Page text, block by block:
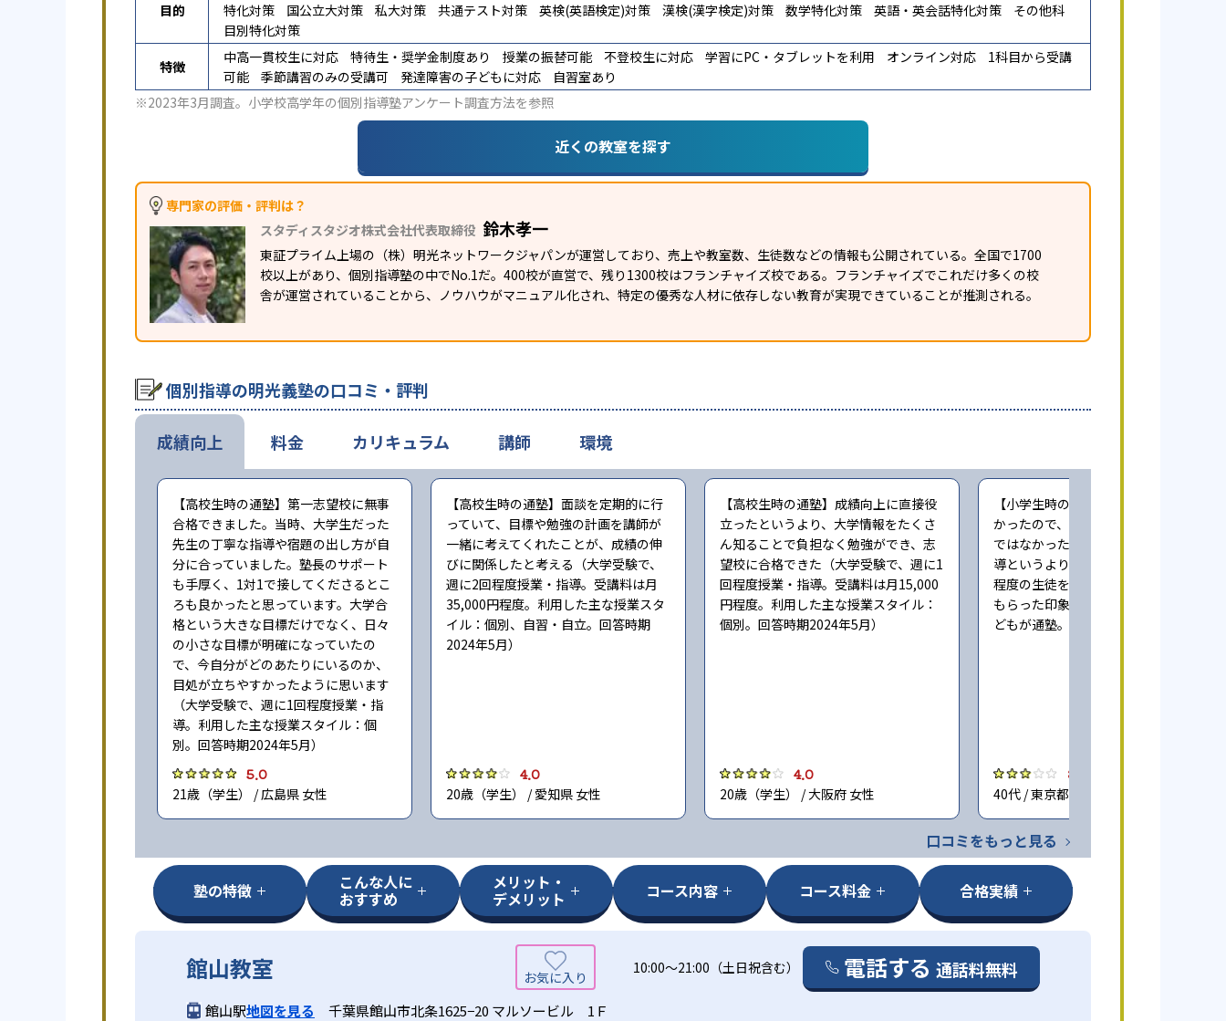
目的
特化対策
国公立大対策 私大対策 共通テスト対策 英検(英語検定)対策 漢検(漢字検定)対策 数学特化対策 英語・英会話特化対策
その他科
目別特化対策
特徴
中高一貫校生に対応 特待生・奨学金制度あり 授業の振替可能 不登校生に対応 学習にPC・タブレットを利用 オンライン対応
1科目から受講
可能
季節講習のみの受講可 発達障害の子どもに対応
自習室あり
※2023年3月調査。 小学校高学年の個別指導塾アンケート調査方法を参照
近くの教室を探す
専門家の評価・評判は？
スタディスタジオ株式会社代表取締役 鈴木孝一
東証プライム上場の（株）明光ネットワークジャパンが運営しており、売上や教室数、生徒数などの情報も公開されている。全国で1700
校以上があり、個別指導塾の中でNo.1だ。400校が直営で、残り1300校はフランチャイズ校である。フランチャイズでこれだけ多くの校
舎が運営されていることから、ノウハウがマニュアル化され、特定の優秀な人材に依存しない教育が実現できていることが推測される。
個別指導の明光義塾の口コミ・評判
成績向上
【高校生時の通塾】第一志望校に無事
合格できました。当時、大学生だった
先生の丁寧な指導や宿題の出し方が自
分に合っていました。塾長のサポート
も手厚く、1対1で接してくださるとこ
ろも良かったと思っています。大学合
格という大きな目標だけでなく、日々
の小さな目標が明確になっていたの
で、今自分がどのあたりにいるのか、
目処が立ちやすかったように思います
（大学受験で、週に1回程度授業・指
導。利用した主な授業スタイル：個
別。回答時期2024年5月）
5.0
21歳（学生） / 広島県 女性
【高校生時の通塾】面談を定期的に行
っていて、目標や勉強の計画を講師が
一緒に考えてくれたことが、成績の伸
びに関係したと考える（大学受験で、
週に2回程度授業・指導。受講料は月
35,000円程度。利用した主な授業スタ
イル：個別、自習・自立。回答時期
2024年5月）
4.0
20歳（学生） / 愛知県 女性
【高校生時の通塾】成績向上に直接役
立ったというより、大学情報をたくさ
ん知ることで負担なく勉強ができ、志
望校に合格できた（大学受験で、週に1
回程度授業・指導。受講料は月15,000
円程度。利用した主な授業スタイル：
個別。回答時期2024年5月）
4.0
20歳（学生） / 大阪府 女性
【小学生時の通塾】本人にやる気が無
かったので、成績向上するという感じ
ではなかった。また指導自体も個人指
導というより、一人の先生が一度に3人
程度の生徒をみており、きちんとみて
もらった印象ではない（小学6年時に子
どもが通塾。回答時期:2023年3月）
3.0
40代 / 東京都 女性
口コミをもっと見る
料金 カリキュラム 講師 環境
塾の特徴 こんな人に
おすすめ
メリット・
デメリット コース内容 コース料金 合格実績
館山教室 10:00〜21:00（土日祝含む） 電話する 通話料無料
館山駅地図を見る 千葉県館山市北条1625−20 マルソービル 1Ｆ